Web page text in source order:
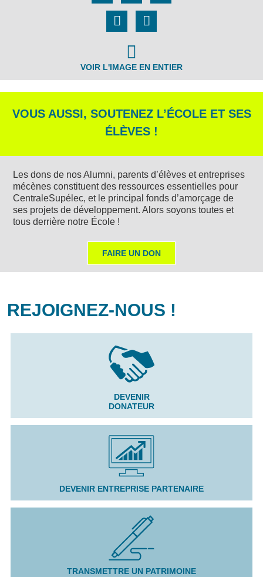
VOIR L'IMAGE EN ENTIER
VOUS AUSSI, SOUTENEZ L’ÉCOLE ET SES
ÉLÈVES !
Les dons de nos Alumni, parents d’élèves et entreprises
mécènes constituent des ressources essentielles pour
CentraleSupélec, et le principal fonds d’amorçage de
ses projets de développement. Alors soyons toutes et
tous derrière notre École !
FAIRE UN DON
REJOIGNEZ-NOUS !
DEVENIR
DONATEUR
DEVENIR ENTREPRISE PARTENAIRE
TRANSMETTRE UN PATRIMOINE